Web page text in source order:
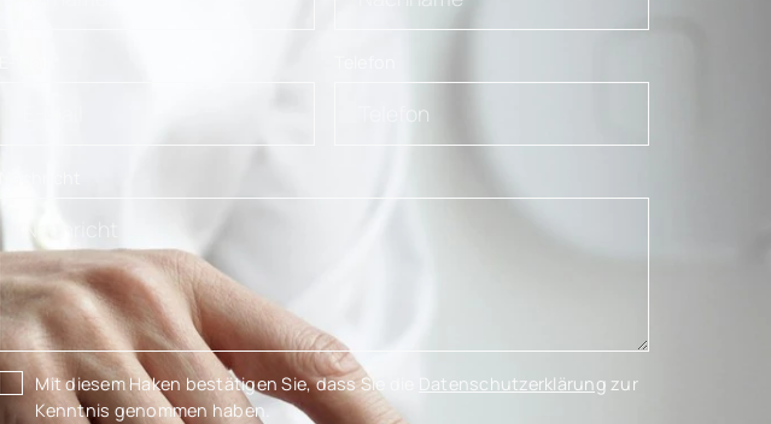
Mit diesem Haken bestätigen Sie, dass Sie die Datenschutzerklärung zur
Kenntnis genommen haben.